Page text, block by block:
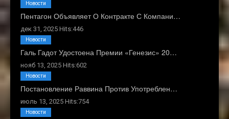
Пентагон Объявляет О Контракте С Компани…
дек 31, 2025 Hits:446
Новости
Галь Гадот Удостоена Премии «Генезис» 20…
нояб 13, 2025 Hits:602
Новости
Постановление Раввина Против Употреблен…
июль 13, 2025 Hits:754
Новости
Новости